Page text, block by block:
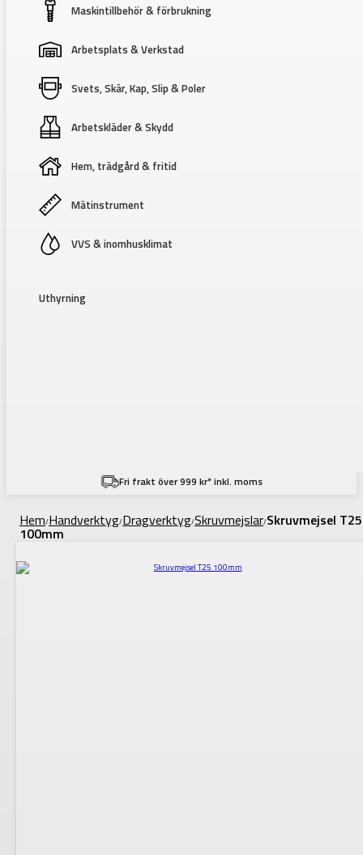
Maskintillbehör & förbrukning
Arbetsplats & Verkstad
Svets, Skär, Kap, Slip & Poler
Arbetskläder & Skydd
Hem, trädgård & fritid
Mätinstrument
VVS & inomhusklimat
Uthyrning
Fri frakt över 999 kr* inkl. moms
Hem/Handverktyg/Dragverktyg/Skruvmejslar/Skruvmejsel T25
100mm